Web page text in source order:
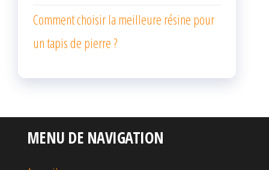
Comment choisir la meilleure résine pour
un tapis de pierre ?
MENU DE NAVIGATION